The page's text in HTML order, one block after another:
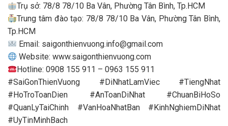
Trụ sở: 78/8 78/10 Ba Vân, Phường Tân Bình, Tp.HCM
Trung tâm đào tạo: 78/8 78/10 Ba Vân, Phường Tân Bình,
Tp.HCM
Email: saigonthienvuong.info@gmail.com
Website: www.saigonthienvuong.com
Hotline: 0908 155 911 – 0963 155 911
#SaiGonThienVuong #DiNhatLamViec #TiengNhat
#HoTroToanDien #AnToanDiNhat #ChuanBiHoSo
#QuanLyTaiChinh #VanHoaNhatBan #KinhNghiemDiNhat
#UyTinMinhBach